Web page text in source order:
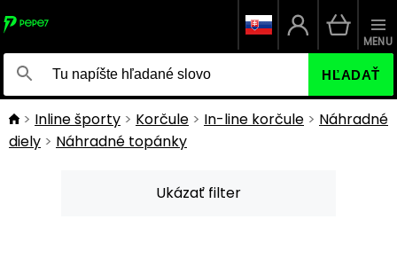
HĽADAŤ
MENU
Inline športy Korčule In-line korčule
Náhradné
diely
Náhradné topánky
Ukázať filter